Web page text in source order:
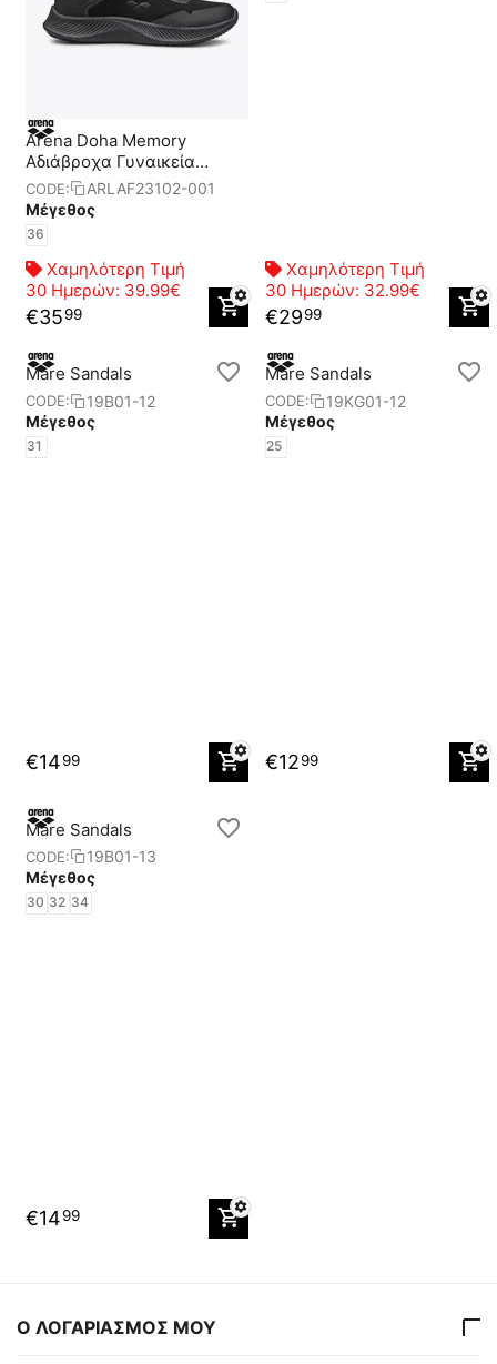
Arena Doha Memory
Αδιάβροχα Γυναικεία
Παπούτσια
CODE:
ARLAF23102-001
Μέγεθος
36
Χαμηλότερη Τιμή
30 Ημερών: 39.99€
€3599
Χαμηλότερη Τιμή
30 Ημερών: 32.99€
€2999
Mare Sandals
CODE:
19B01-12
Μέγεθος
31
€1499
Mare Sandals
CODE:
19KG01-12
Μέγεθος
25
€1299
Mare Sandals
CODE:
19B01-13
Μέγεθος
30 32 34
€1499
Ο ΛΟΓΑΡΙΑΣΜΟΣ ΜΟΥ